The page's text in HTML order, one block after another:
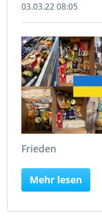
03.03.22 08:05
Frieden
Mehr lesen